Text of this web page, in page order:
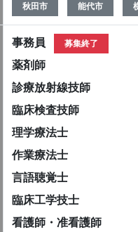
秋田市 能代市
事務員 募集終了
薬剤師
診療放射線技師
臨床検査技師
理学療法士
作業療法士
言語聴覚士
臨床工学技士
看護師・准看護師